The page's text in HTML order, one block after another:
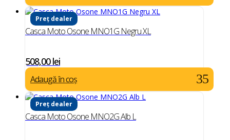
Preț dealer
Casca Moto Osone MNO1G Negru XL
508,00lei
Adaugă în coș
Preț dealer
Casca Moto Osone MNO2G Alb L